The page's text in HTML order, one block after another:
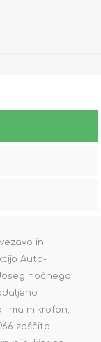
in
Auto-
nočnega
Ima mikrofon,
zaščito.